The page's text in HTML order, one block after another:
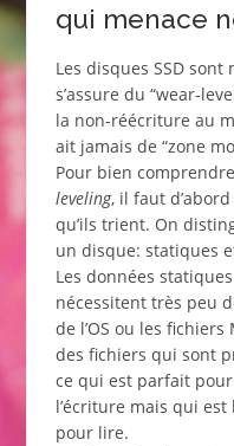
qui menace
Les disques SSD sont
s’assure du “wear-
la non-réécriture au
ait jamais de “zone
Pour bien
leveling, il faut
qu’ils trient. On
un disque: statiques
Les données
nécessitent très peu
de l’OS ou les
des fichiers qui sont
ce qui est parfait
l’écriture mais qui
pour lire.